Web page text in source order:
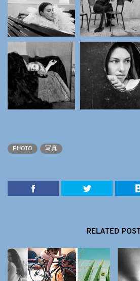
PHOTO 写真
RELATED POST